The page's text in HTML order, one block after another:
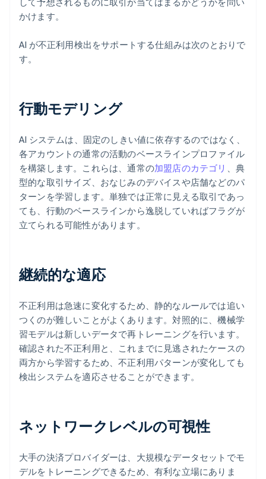
かけます。
AI が不正利用検出をサポートする仕組みは次のとおりで
す。
行動モデリング
AI システムは、固定のしきい値に依存するのではなく、
各アカウントの通常の活動のベースラインプロファイル
を構築します。これらは、通常の加盟店のカテゴリ 、典
型的な取引サイズ、おなじみのデバイスや店舗などのパ
ターンを学習します。単独では正常に見える取引であっ
ても、行動のベースラインから逸脱していればフラグが
立てられる可能性があります。
継続的な適応
不正利用は急速に変化するため、静的なルールでは追い
つくのが難しいことがよくあります。対照的に、機械学
習モデルは新しいデータで再トレーニングを行います。
確認された不正利用と、これまでに見逃されたケースの
両方から学習するため、不正利用パターンが変化しても
検出システムを適応させることができます。
ネットワークレベルの可視性
大手の決済プロバイダーは、大規模なデータセットでモ
デルをトレーニングできるため、有利な立場にありま